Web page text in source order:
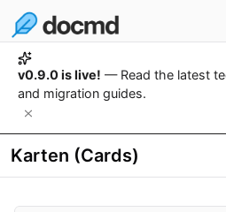
v0.9.0 is live! — Read the latest
and migration guides.
Karten (Cards)